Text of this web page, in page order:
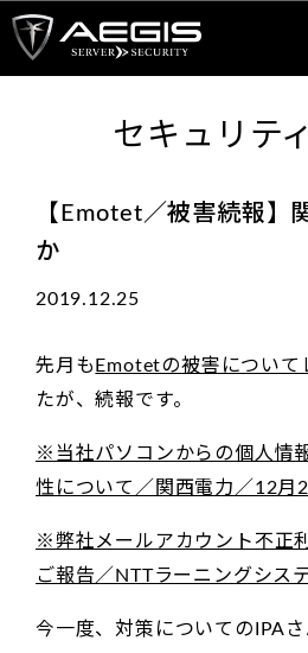
セキュリテ
【Emotet／被害続報】
か
2019.12.25
先月も Emotetの被害について
たが、続報です。
※当社パソコンからの個人情
性について／関西電力／12月
※弊社メールアカウント不正
ご報告／NTTラーニングシス
今一度、対策についてのIPA